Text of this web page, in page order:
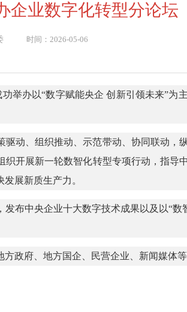
企业数字化转型分论坛
委 时间：2026-05-06
举办以“数字赋能央企 创新引领未来”为
动、组织推动、示范带动、协同联动，
开展新一轮数智化转型专项行动，指导
展新质生产力。
布中央企业十大数字技术成果以及以“
政府、地方国企、民营企业、新闻媒体等